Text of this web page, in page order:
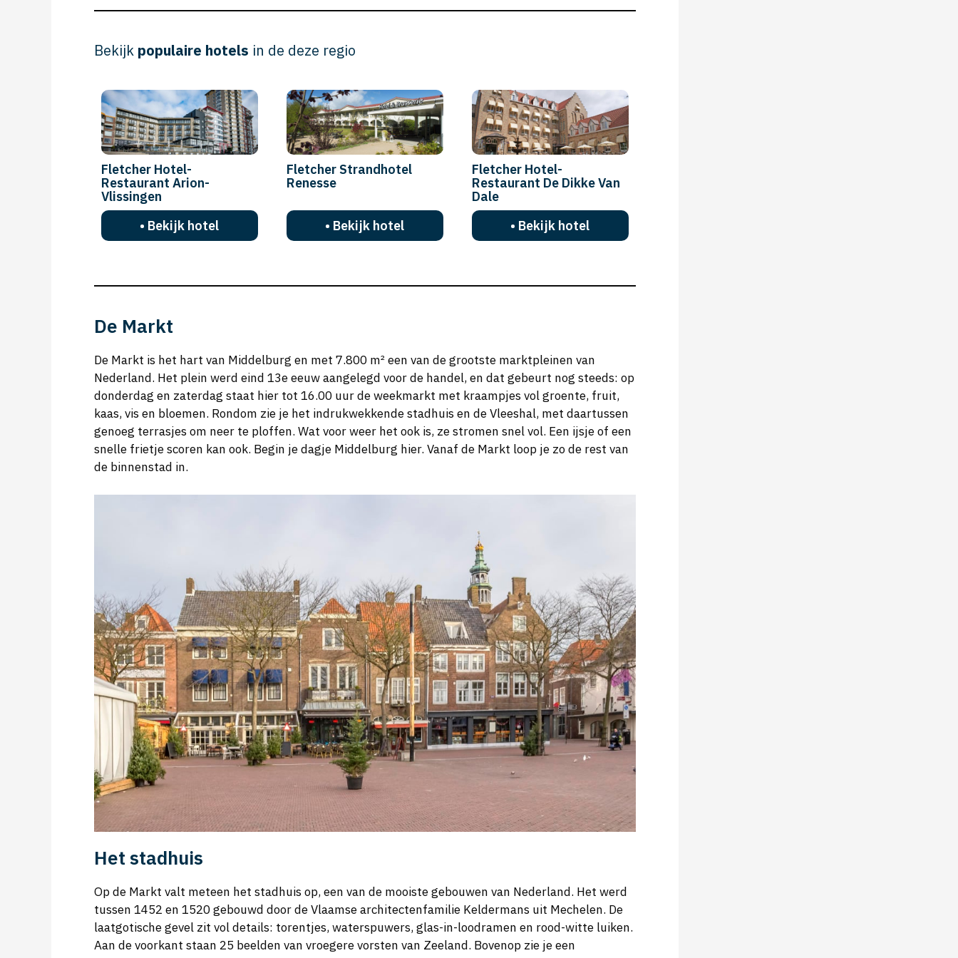
Bekijk populaire hotels in de deze regio
Fletcher Hotel-
Restaurant Arion-
Vlissingen
• Bekijk hotel
Fletcher Strandhotel
Renesse
• Bekijk hotel
Fletcher Hotel-
Restaurant De Dikke Van
Dale
• Bekijk hotel
De Markt
De Markt is het hart van Middelburg en met 7.800 m² een van de grootste marktpleinen van
Nederland. Het plein werd eind 13e eeuw aangelegd voor de handel, en dat gebeurt nog steeds: op
donderdag en zaterdag staat hier tot 16.00 uur de weekmarkt met kraampjes vol groente, fruit,
kaas, vis en bloemen. Rondom zie je het indrukwekkende stadhuis en de Vleeshal, met daartussen
genoeg terrasjes om neer te ploffen. Wat voor weer het ook is, ze stromen snel vol. Een ijsje of een
snelle frietje scoren kan ook. Begin je dagje Middelburg hier. Vanaf de Markt loop je zo de rest van
de binnenstad in.
Het stadhuis
Op de Markt valt meteen het stadhuis op, een van de mooiste gebouwen van Nederland. Het werd
tussen 1452 en 1520 gebouwd door de Vlaamse architectenfamilie Keldermans uit Mechelen. De
laatgotische gevel zit vol details: torentjes, waterspuwers, glas-in-loodramen en rood-witte luiken.
Aan de voorkant staan 25 beelden van vroegere vorsten van Zeeland. Bovenop zie je een